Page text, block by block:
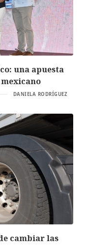
una apuesta
DANIELA RODRÍGUEZ
cambiar las